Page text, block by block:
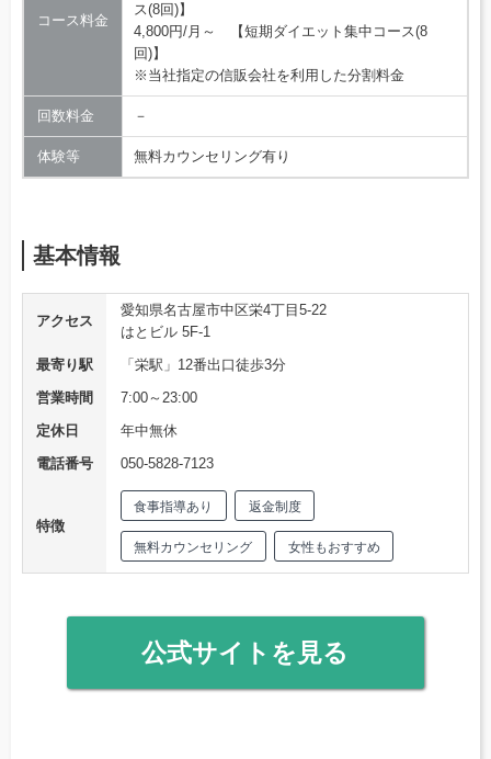
コース料金
ス(8回)】
4,800円/月～ 【短期ダイエット集中コース(8
回)】
※当社指定の信販会社を利用した分割料金
回数料金 －
体験等 無料カウンセリング有り
基本情報
アクセス
愛知県名古屋市中区栄4丁目5-22
はとビル 5F-1
最寄り駅
「栄駅」12番出口徒歩3分
営業時間
7:00～23:00
定休日
年中無休
電話番号
050-5828-7123
特徴
食事指導あり 返金制度
無料カウンセリング 女性もおすすめ
公式サイトを見る